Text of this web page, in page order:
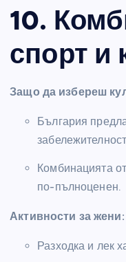
10.
спорт и
Защо да избереш
България
Комбинацията
по-пълноценен.
Активности за жени:
Разходка и лек